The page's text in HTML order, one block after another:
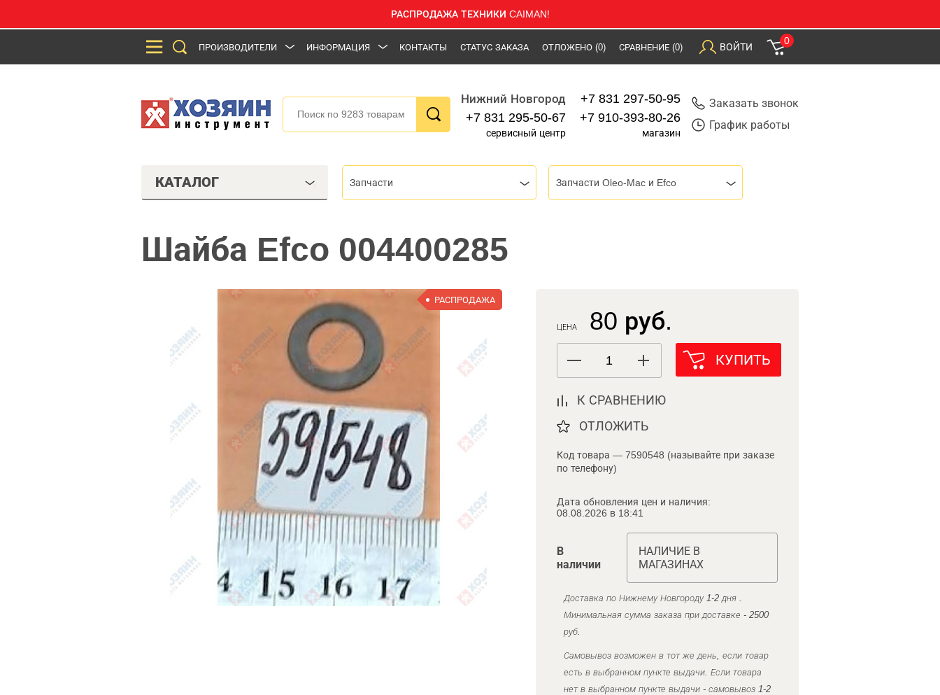
РАСПРОДАЖА ТЕХНИКИ CAIMAN!
ПРОИЗВОДИТЕЛИ ИНФОРМАЦИЯ КОНТАКТЫ СТАТУС ЗАКАЗА ОТЛОЖЕНО (0) СРАВНЕНИЕ (0) ВОЙТИ
0
Нижний Новгород
+7 831 295-50-67
сервисный центр
+7 831 297-50-95
+7 910-393-80-26
магазин
Заказать звонок
График работы
КАТАЛОГ Запчасти Запчасти Oleo-Mac и Efco
Шайба Efco 004400285
РАСПРОДАЖА
ЦЕНА 80 руб.
КУПИТЬ
К СРАВНЕНИЮ
ОТЛОЖИТЬ
Код товара — 7590548 (называйте при заказе
по телефону)
Дата обновления цен и наличия:
08.08.2026 в 18:41
В
наличии
НАЛИЧИЕ В
МАГАЗИНАХ
Доставка по Нижнему Новгороду 1-2 дня .
Минимальная сумма заказа при доставке - 2500
руб.
Самовывоз возможен в тот же день, если товар
есть в выбранном пункте выдачи. Если товара
нет в выбранном пункте выдачи - самовывоз 1-2